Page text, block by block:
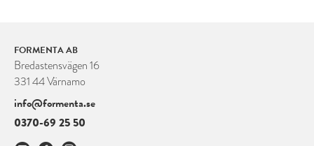
FORMENTA AB
Bredastensvägen 16
331 44 Värnamo
info@formenta.se
0370-69 25 50